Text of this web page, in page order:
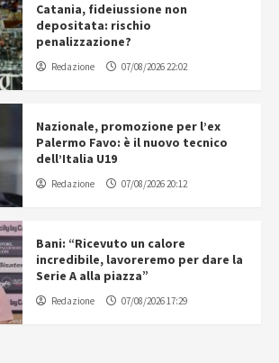
Catania, fideiussione non
depositata: rischio
penalizzazione?
Redazione 07/08/2026 22:02
Nazionale, promozione per l’ex
Palermo Favo: è il nuovo tecnico
dell’Italia U19
Redazione 07/08/2026 20:12
Bani: “Ricevuto un calore
incredibile, lavoreremo per dare la
Serie A alla piazza”
Redazione 07/08/2026 17:29